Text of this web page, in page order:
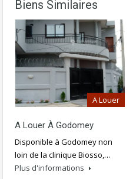
Biens Similaires
A Louer
A Louer À Godomey
Disponible à Godomey non
loin de la clinique Biosso,…
Plus d'informations